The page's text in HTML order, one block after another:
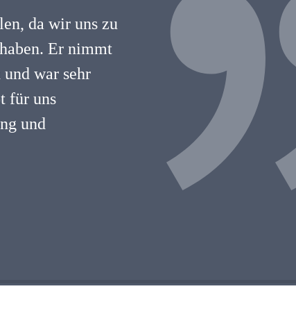
da wir uns zu
Er nimmt
war sehr
für uns
und